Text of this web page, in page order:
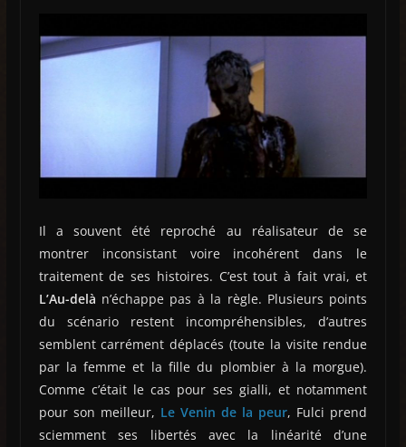
Il a souvent été reproché au réalisateur de se
montrer inconsistant voire incohérent dans le
traitement de ses histoires. C’est tout à fait vrai, et
L’Au-delà n’échappe pas à la règle. Plusieurs points
du scénario restent incompréhensibles, d’autres
semblent carrément déplacés (toute la visite rendue
par la femme et la fille du plombier à la morgue).
Comme c’était le cas pour ses gialli, et notamment
pour son meilleur, Le Venin de la peur, Fulci prend
sciemment ses libertés avec la linéarité d’une